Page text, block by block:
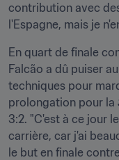
contribution avec
l'Espagne, mais je
En quart de finale
Falcão a dû puiser
techniques pour
prolongation pour la
3:2. "C'est à ce jour
carrière, car j'ai
le but en finale